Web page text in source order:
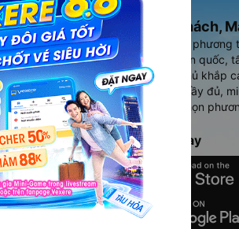
Ứng dụng đặt vé Xe khách,
Vexere - ứng dụng đặt vé đa phương
cao, 5000+ tuyến đường toàn quốc,
vụ thuê xe máy, xe du lịch phủ khắp
Ứng dụng hiển thị thông tin đầy đủ,
người dùng so sánh và lựa chọn
chóng và phù hợp nhất.
Tải ứng dụng Vexere ngay